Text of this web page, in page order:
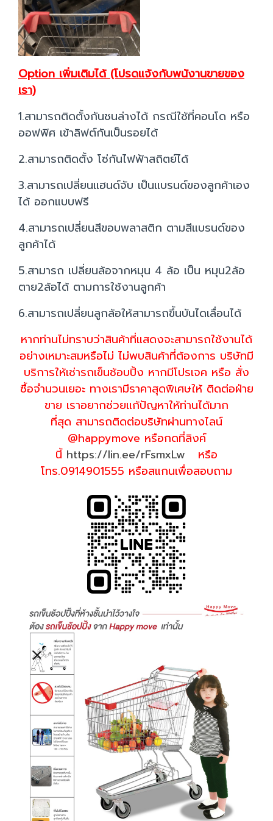
Option เพิ่มเติมได้ (โปรดแจ้งกับพนังานขายของ
เรา)
1.สามารถติดตั้งกันชนล่างได้ กรณีใช้ที่คอนโด หรือ
ออฟฟิศ เข้าลิฟต์กันเป็นรอยได้
2.สามารถติดตั้ง โซ่กันไฟฟ้าสถิตย์ได้
3.สามารถเปลี่ยนแฮนด์จับ เป็นแบรนด์ของลูกค้าเอง
ได้ ออกแบบฟรี
4.สามารถเปลี่ยนสีขอบพลาสติก ตามสีแบรนด์ของ
ลูกค้าได้
5.สามารถ เปลี่ยนล้อจากหมุน 4 ล้อ เป็น หมุน2ล้อ
ตาย2ล้อได้ ตามการใช้งานลูกค้า
6.สามารถเปลี่ยนลูกล้อให้สามารถขึ้นบันไดเลื่อนได้
หากท่านไม่ทราบว่าสินค้าที่แสดงจะสามารถใช้งานได้
อย่างเหมาะสมหรือไม่ ไม่พบสินค้าที่ต้องการ บริษัทมี
บริการให้เช่ารถเข็นช้อบปิ้ง หากมีโปรเจค หรือ สั่ง
ซื้อจำนวนเยอะ ทางเรามีราคาสุดพิเศษให้ ติดต่อฝ่าย
ขาย เราอยากช่วยแก้ปัญหาให้ท่านได้มาก
ที่สุด สามารถติดต่อบริษัทผ่านทางไลน์
@happymove หรือกดที่ลิงค์
นี้ https://lin.ee/rFsmxLw หรือ
โทร.0914901555 หรือสแกนเพื่อสอบถาม